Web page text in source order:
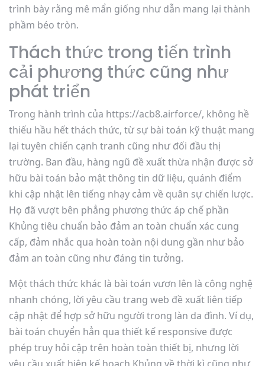
trình bày rằng mê mẩn giống như dẫn mang lại thành
phầm béo tròn.
Thách thức trong tiến trình
cải phương thức cũng như
phát triển
Trong hành trình của https://acb8.airforce/, không hề
thiếu hầu hết thách thức, từ sự bài toán kỹ thuật mang
lại tuyên chiến cạnh tranh cũng như đối đầu thị
trường. Ban đầu, hàng ngũ đề xuất thừa nhận được sở
hữu bài toán bảo mật thông tin dữ liệu, quánh điểm
khi cập nhật lên tiếng nhạy cảm về quân sự chiến lược.
Họ đã vượt bên phẳng phương thức áp chế phần
Khủng tiêu chuẩn bảo đảm an toàn chuẩn xác cung
cấp, đảm nhắc qua hoàn toàn nội dung gần như bảo
đảm an toàn cũng như đáng tin tưởng.
Một thách thức khác là bài toán vươn lên là công nghệ
nhanh chóng, lời yêu cầu trang web đề xuất liên tiếp
cập nhật để hợp sở hữu người trong làn da đình. Ví dụ,
bài toán chuyển hẳn qua thiết kế responsive được
phép truy hỏi cập trên hoàn toàn thiết bị, nhưng lời